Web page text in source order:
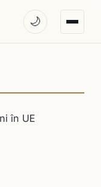
🌙
în UE